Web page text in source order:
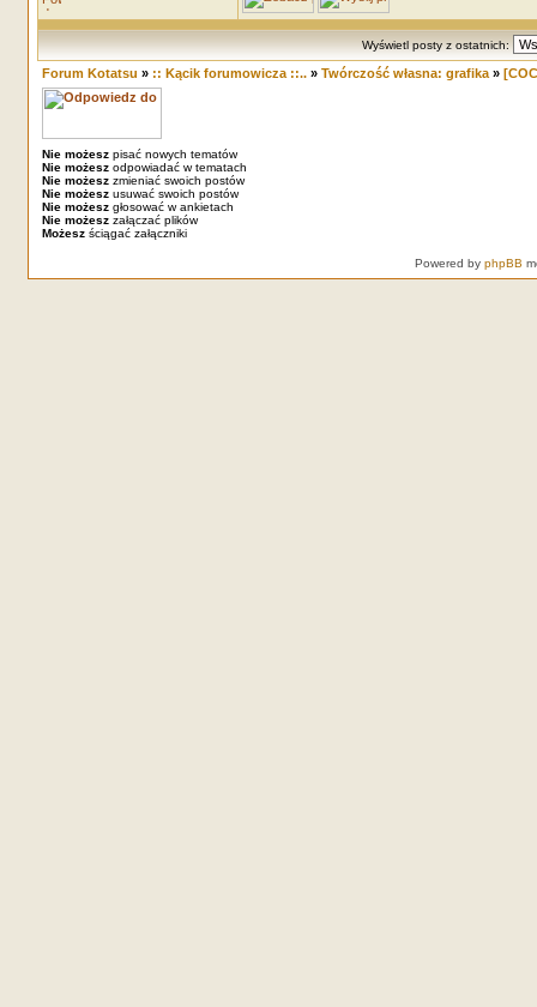
Wyświetl posty z ostatnich:
Forum Kotatsu » :: Kącik forumowicza ::..» Twórczość własna: grafika»
Nie możeszpisać nowych tematów
Nie możeszodpowiadać w tematach
Nie możeszzmieniać swoich postów
Nie możeszusuwać swoich postów
Nie możeszgłosować w ankietach
Nie możeszzałączać plików
Możeszściągać załączniki
Powered by phpBB